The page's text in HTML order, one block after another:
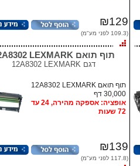
₪129
(109.3 לפני מע"מ)
תוף תואם 12A8302 LEXMARK
דגם12A8302 LEXMARK
תוף תואם 12A8302 LEXMARK
30,000 דף
אופציה: אספקה מהירה, 24 עד
72 שעות
₪139
(117.8 לפני מע"מ)